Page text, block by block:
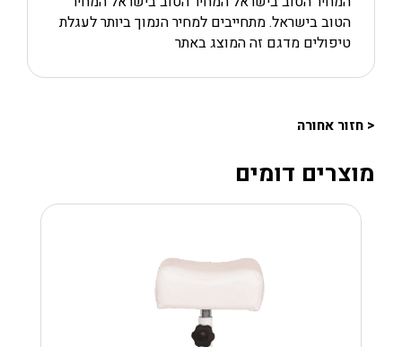
הטוב בישראל. מתחייבים למחיר הנמוך ביותר לעגלת
טיפולים מדגם זה המוצג באתר
< חזור אחורה
מוצרים דומים